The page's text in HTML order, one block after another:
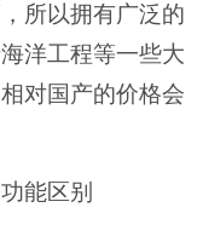
所以拥有广泛的
洋工程等一些大
对国产的价格会
能区别